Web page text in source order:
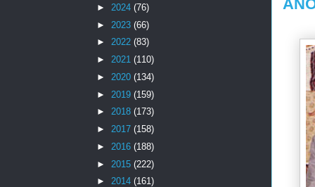
► 2024 (76)
► 2023 (66)
► 2022 (83)
► 2021 (110)
► 2020 (134)
► 2019 (159)
► 2018 (173)
► 2017 (158)
► 2016 (188)
► 2015 (222)
► 2014 (161)